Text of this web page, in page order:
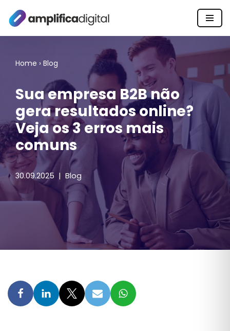
Pular
Home › Blog
Sua empresa B2B não
gera resultados online?
Veja os 3 erros mais
comuns
30.09.2025 Blog